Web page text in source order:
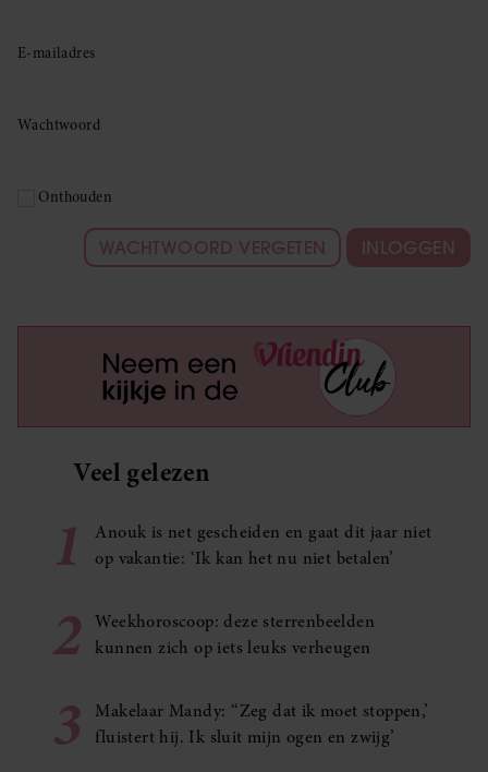
E-mailadres
Wachtwoord
Onthouden
WACHTWOORD VERGETEN INLOGGEN
Veel gelezen
1
Anouk is net gescheiden en gaat dit jaar niet
op vakantie: ‘Ik kan het nu niet betalen’
2
Weekhoroscoop: deze sterrenbeelden
kunnen zich op iets leuks verheugen
3
Makelaar Mandy: ‘‘Zeg dat ik moet stoppen,’
fluistert hij. Ik sluit mijn ogen en zwijg’